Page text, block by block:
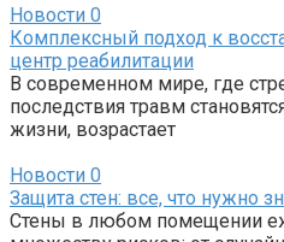
Новости 0
Комплексный подход к
центр реабилитации
В современном мире, где
последствия травм
жизни, возрастает
Новости 0
Защита стен: все, что нужно
Стены в любом помещении